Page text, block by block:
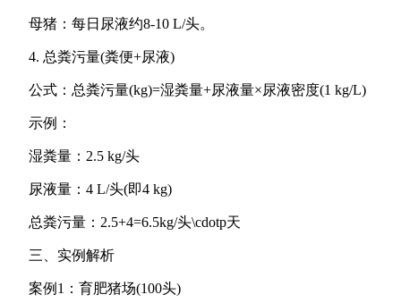
母猪：每日尿液约8-10 L/头。
4. 总粪污量(粪便+尿液)
公式：总粪污量(kg)=湿粪量+尿液量×尿液密度(1 kg/L)
示例：
湿粪量：2.5 kg/头
尿液量：4 L/头(即4 kg)
总粪污量：2.5+4=6.5kg/头\cdotp天
三、实例解析
案例1：育肥猪场(100头)